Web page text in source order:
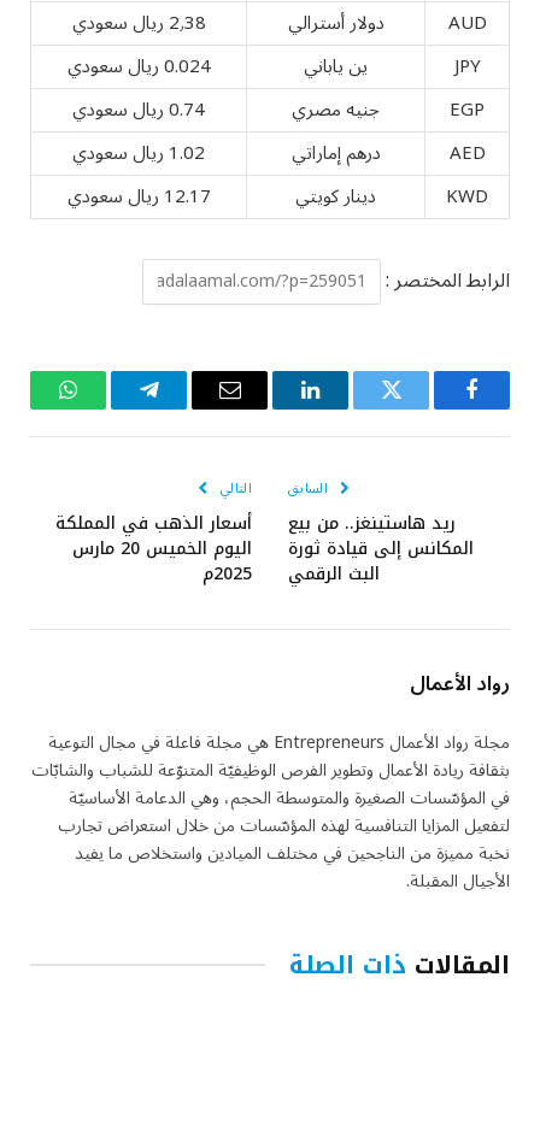
AUD
دولار أسترالي
2٫38 ريال سعودي
JPY
ين ياباني
0.024 ريال سعودي
EGP
جنيه مصري
0.74 ريال سعودي
AED
درهم إماراتي
1.02 ريال سعودي
KWD
دينار كويتي 12.17 ريال سعودي
الرابط المختصر :
فيسبوك تويتر لينكدإن
البريد
تيلقرام واتساب
السابق
ريد هاستينغز.. من بيع
المكانس إلى قيادة ثورة
البث الرقمي
التالي
أسعار الذهب في المملكة
اليوم الخميس 20 مارس
2025م
رواد الأعمال
مجلة رواد الأعمال Entrepreneurs هي مجلة فاعلة في مجال التوعية
بثقافة ريادة الأعمال وتطوير الفرص الوظيفيّة المتنوّعة للشباب والشابّات
في المؤسّسات الصغيرة والمتوسطة الحجم، وهي الدعامة الأساسيّة
لتفعيل المزايا التنافسية لهذه المؤسّسات من خلال استعراض تجارب
نخبة مميزة من الناجحين في مختلف الميادين واستخلاص ما يفيد
الأجيال المقبلة.
المقالات ذات الصلة